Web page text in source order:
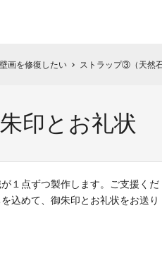
画を修復したい chevron_right ストラップ③（天然
印とお礼状
１点ずつ製作します。ご支援くだ
込めて、御朱印とお礼状をお送り